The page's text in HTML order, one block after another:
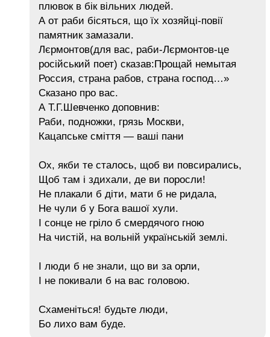
плювок в бік вільних людей.
А от раби бісяться, що їх хозяйці-повії
памятник замазали.
Лєрмонтов(для вас, раби-Лєрмонтов-це
російський поет) сказав:Прощай немытая
Россия, страна рабов, страна господ…»
Сказано про вас.
А Т.Г.Шевченко доповнив:
Раби, подножки, грязь Москви,
Кацапське сміття — ваші пани
Ох, якби те сталось, щоб ви повсирались,
Щоб там і здихали, де ви поросли!
Не плакали б діти, мати б не ридала,
Не чули б у Бога вашої хули.
І сонце не гріло б смердячого гною
На чистій, на вольній українській землі.
І люди б не знали, що ви за орли,
І не покивали б на вас головою.
Схаменіться! будьте люди,
Бо лихо вам буде.